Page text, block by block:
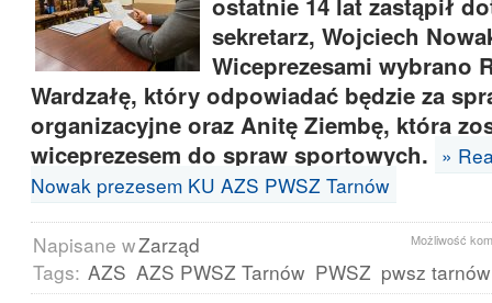
sekretarz, Wojciech
Wiceprezesami wybrano
Wardzałę, który odpowiadać będzie za
organizacyjne oraz Anitę Ziembę, która
wiceprezesem do spraw sportowych. »
Nowak prezesem KU AZS PWSZ Tarnów
Możliwość
Napisane wZarząd
Tags: AZS AZS PWSZ Tarnów PWSZ pwsz tarnów